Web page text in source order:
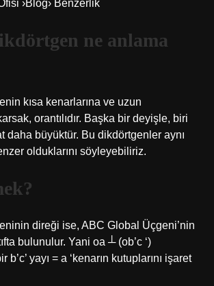
›Blog› Benzerlik
ne anlama
kısa kenarlarına ve uzun
orantılıdır. Başka bir deyişle, biri
daha büyüktür. Bu dikdörtgenler aynı
olduklarını söyleyebiliriz.
direği ise, ABC Global Üçgeni’nin
bulunulur. Yani oa ┴ (ob’c ‘)
yayı = a ‘kenarın kutuplarını işaret